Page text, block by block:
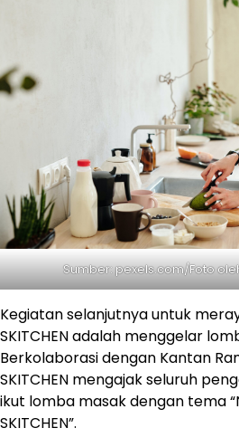
Sumber: pexels.com/Foto
Kegiatan selanjutnya untuk
SKITCHEN adalah menggelar
Berkolaborasi dengan Kantan
SKITCHEN mengajak seluruh
ikut lomba masak dengan tema
SKITCHEN”.